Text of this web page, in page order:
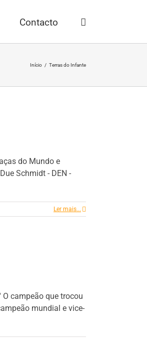
Contacto
Início / Terras do Infante
do Mundo e
Schmidt - DEN -
Ler mais...
campeão que trocou
mundial e vice-